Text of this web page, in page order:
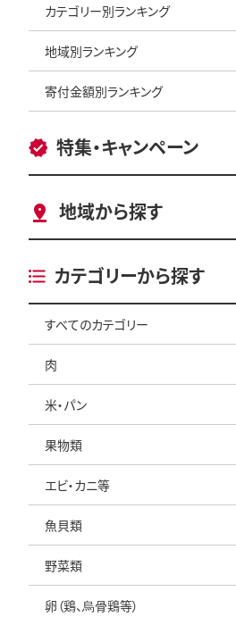
カテゴリー別ランキング
地域別ランキング
寄付金額別ランキング
特集・キャンペーン
地域から探す
カテゴリーから探す
すべてのカテゴリー
肉
米・パン
果物類
エビ・カニ等
魚貝類
野菜類
卵（鶏、烏骨鶏等）